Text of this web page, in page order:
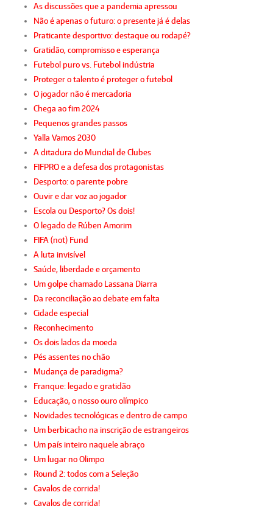
As discussões que a pandemia apressou
Não é apenas o futuro: o presente já é delas
Praticante desportivo: destaque ou rodapé?
Gratidão, compromisso e esperança
Futebol puro vs. Futebol indústria
Proteger o talento é proteger o futebol
O jogador não é mercadoria
Chega ao fim 2024
Pequenos grandes passos
Yalla Vamos 2030
A ditadura do Mundial de Clubes
FIFPRO e a defesa dos protagonistas
Desporto: o parente pobre
Ouvir e dar voz ao jogador
Escola ou Desporto? Os dois!
O legado de Rúben Amorim
FIFA (not) Fund
A luta invisível
Saúde, liberdade e orçamento
Um golpe chamado Lassana Diarra
Da reconciliação ao debate em falta
Cidade especial
Reconhecimento
Os dois lados da moeda
Pés assentes no chão
Mudança de paradigma?
Franque: legado e gratidão
Educação, o nosso ouro olímpico
Novidades tecnológicas e dentro de campo
Um berbicacho na inscrição de estrangeiros
Um país inteiro naquele abraço
Um lugar no Olimpo
Round 2: todos com a Seleção
Cavalos de corrida!
Cavalos de corrida!